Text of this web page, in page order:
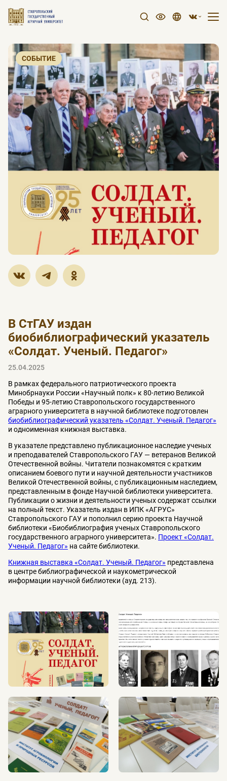
СОБЫТИЕ
В СтГАУ издан
биобиблиографический указатель
«Солдат. Ученый. Педагог»
25.04.2025
В рамках федерального патриотического проекта
Минобрнауки России «Научный полк» к 80-летию Великой
Победы и 95-летию Ставропольского государственного
аграрного университета в научной библиотеке подготовлен
биобиблиографический указатель «Солдат. Ученый. Педагог»
и одноименная книжная выставка.
В указателе представлено публикационное наследие ученых
и преподавателей Ставропольского ГАУ — ветеранов Великой
Отечественной войны. Читатели познакомятся с кратким
описанием боевого пути и научной деятельности участников
Великой Отечественной войны, с публикационным наследием,
представленным в фонде Научной библиотеки университета.
Публикации о жизни и деятельности ученых содержат ссылки
на полный текст. Указатель издан в ИПК «АГРУС»
Ставропольского ГАУ и пополнил серию проекта Научной
библиотеки «Биобиблиография ученых Ставропольского
государственного аграрного университета». Проект «Солдат.
Ученый. Педагог» на сайте библиотеки.
Книжная выставка «Солдат. Ученый. Педагог» представлена
в центре библиографической и наукометрической
информации научной библиотеки (ауд. 213).